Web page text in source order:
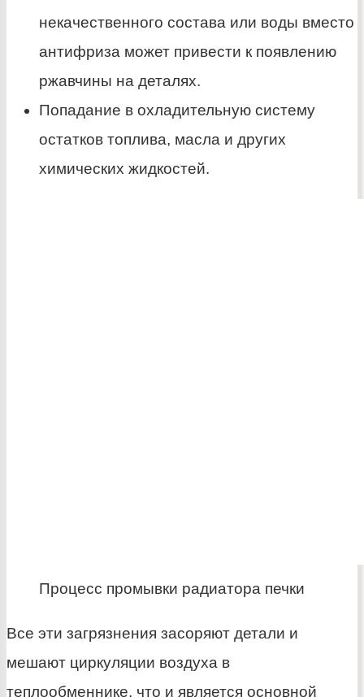
некачественного состава или воды вместо
антифриза может привести к появлению
ржавчины на деталях.
Попадание в охладительную систему
остатков топлива, масла и других
химических жидкостей.
Процесс промывки радиатора печки
Все эти загрязнения засоряют детали и
мешают циркуляции воздуха в
теплообменнике, что и является основной